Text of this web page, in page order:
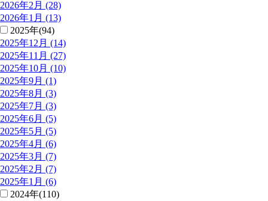
2026年2月 (28)
2026年1月 (13)
2025年(94)
2025年12月 (14)
2025年11月 (27)
2025年10月 (10)
2025年9月 (1)
2025年8月 (3)
2025年7月 (3)
2025年6月 (5)
2025年5月 (5)
2025年4月 (6)
2025年3月 (7)
2025年2月 (7)
2025年1月 (6)
2024年(110)